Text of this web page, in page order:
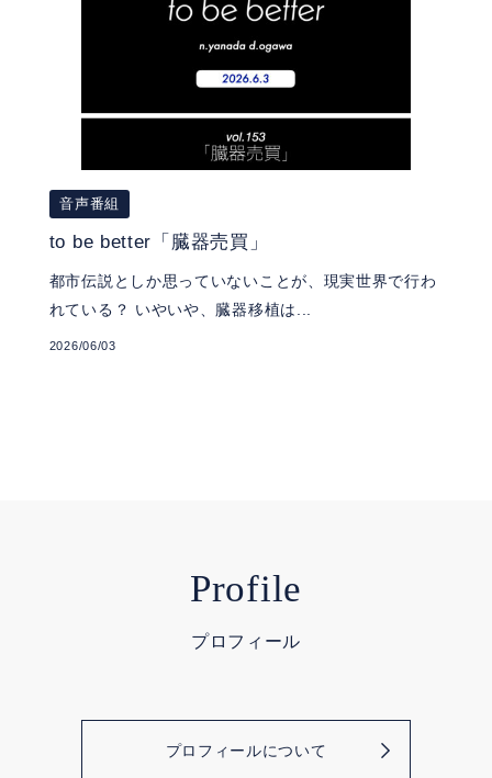
音声番組
to be better「臓器売買」
都市伝説としか思っていないことが、現実世界で行わ
れている？ いやいや、臓器移植は...
2026/06/03
Profile
プロフィール
プロフィールについて